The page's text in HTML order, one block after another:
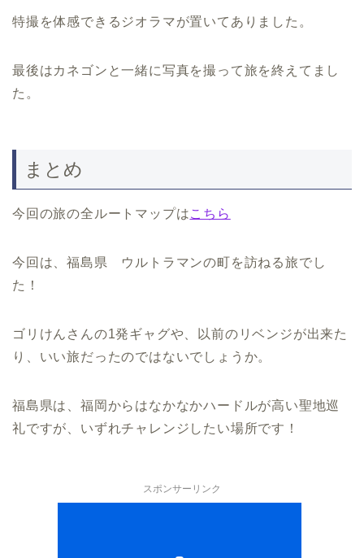
特撮を体感できるジオラマが置いてありました。
最後はカネゴンと一緒に写真を撮って旅を終えてまし
た。
まとめ
今回の旅の全ルートマップはこちら
今回は、福島県 ウルトラマンの町を訪ねる旅でし
た！
ゴリけんさんの1発ギャグや、以前のリベンジが出来た
り、いい旅だったのではないでしょうか。
福島県は、福岡からはなかなかハードルが高い聖地巡
礼ですが、いずれチャレンジしたい場所です！
スポンサーリンク